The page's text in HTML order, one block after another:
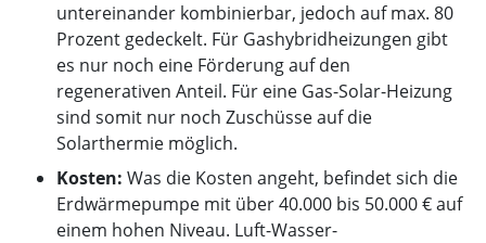
untereinander kombinierbar, jedoch auf max. 80
Prozent gedeckelt. Für Gashybridheizungen gibt
es nur noch eine Förderung auf den
regenerativen Anteil. Für eine Gas-Solar-Heizung
sind somit nur noch Zuschüsse auf die
Solarthermie möglich.
Kosten: Was die Kosten angeht, befindet sich die
Erdwärmepumpe mit über 40.000 bis 50.000 € auf
einem hohen Niveau. Luft-Wasser-